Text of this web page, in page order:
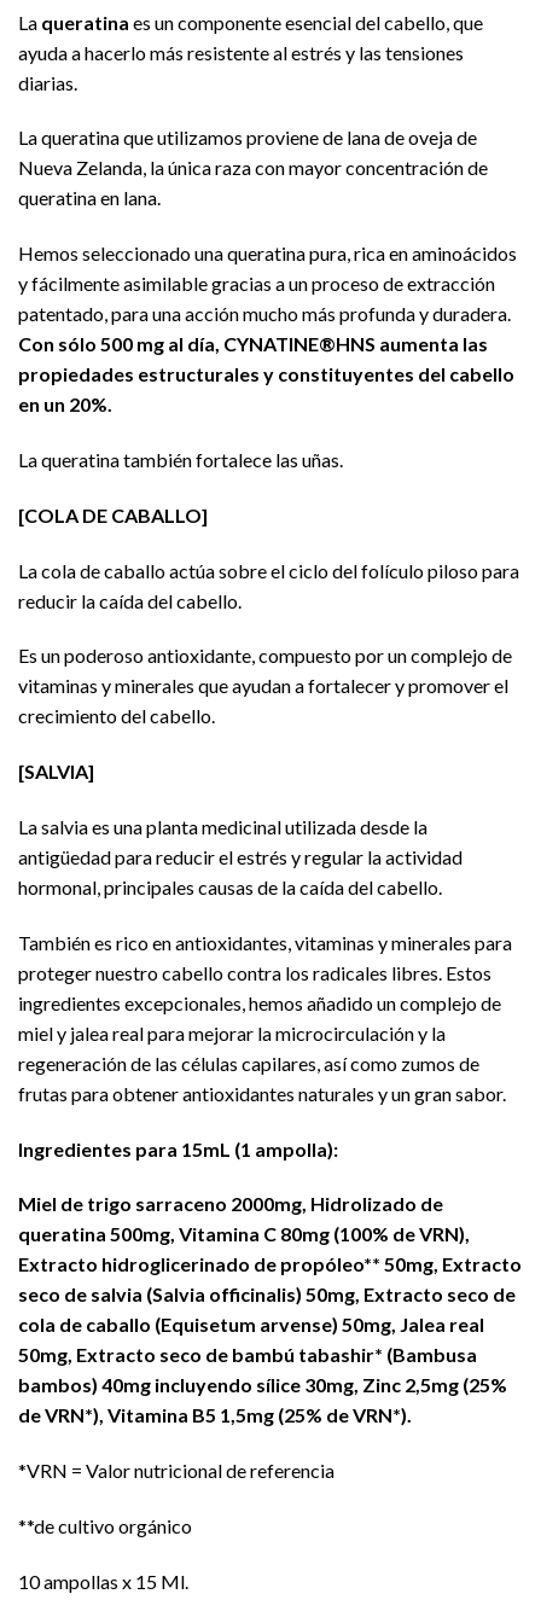
La queratina es un componente esencial del cabello, que
ayuda a hacerlo más resistente al estrés y las tensiones
diarias.
La queratina que utilizamos proviene de lana de oveja de
Nueva Zelanda, la única raza con mayor concentración de
queratina en lana.
Hemos seleccionado una queratina pura, rica en aminoácidos
y fácilmente asimilable gracias a un proceso de extracción
patentado, para una acción mucho más profunda y duradera.
Con sólo 500 mg al día, CYNATINE®HNS aumenta las
propiedades estructurales y constituyentes del cabello
en un 20%.
La queratina también fortalece las uñas.
[COLA DE CABALLO]
La cola de caballo actúa sobre el ciclo del folículo piloso para
reducir la caída del cabello.
Es un poderoso antioxidante, compuesto por un complejo de
vitaminas y minerales que ayudan a fortalecer y promover el
crecimiento del cabello.
[SALVIA]
La salvia es una planta medicinal utilizada desde la
antigüedad para reducir el estrés y regular la actividad
hormonal, principales causas de la caída del cabello.
También es rico en antioxidantes, vitaminas y minerales para
proteger nuestro cabello contra los radicales libres. Estos
ingredientes excepcionales, hemos añadido un complejo de
miel y jalea real para mejorar la microcirculación y la
regeneración de las células capilares, así como zumos de
frutas para obtener antioxidantes naturales y un gran sabor.
Ingredientes para 15mL (1 ampolla):
Miel de trigo sarraceno 2000mg, Hidrolizado de
queratina 500mg, Vitamina C 80mg (100% de VRN),
Extracto hidroglicerinado de propóleo** 50mg, Extracto
seco de salvia (Salvia officinalis) 50mg, Extracto seco de
cola de caballo (Equisetum arvense) 50mg, Jalea real
50mg, Extracto seco de bambú tabashir* (Bambusa
bambos) 40mg incluyendo sílice 30mg, Zinc 2,5mg (25%
de VRN*), Vitamina B5 1,5mg (25% de VRN*).
*VRN = Valor nutricional de referencia
**de cultivo orgánico
10 ampollas x 15 Ml.